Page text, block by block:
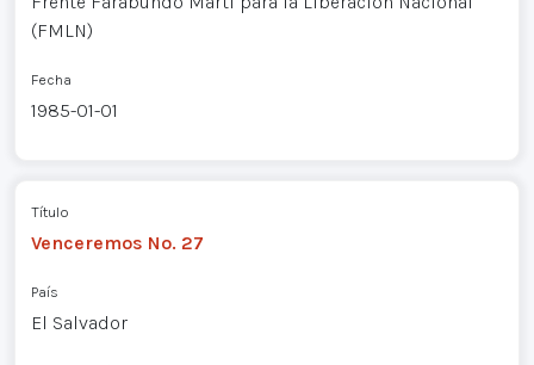
(FMLN)
Fecha
1985-01-01
Título
Venceremos No. 27
País
El Salvador